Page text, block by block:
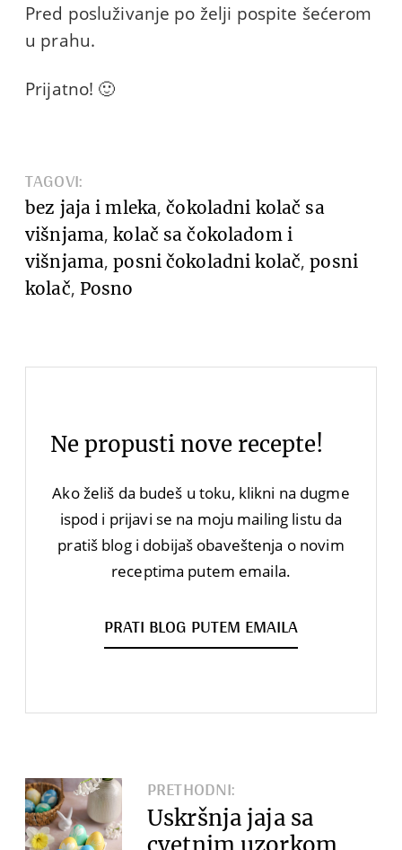
Pred posluživanje po želji pospite šećerom
u prahu.
Prijatno! 🙂
TAGOVI:
bez jaja i mleka,čokoladni kolač sa
višnjama,kolač sa čokoladom i
višnjama,posni čokoladni kolač,posni
kolač, Posno
Ne propusti nove recepte!
Ako želiš da budeš u toku, klikni na dugme
ispod i prijavi se na moju mailing listu da
pratiš blog i dobijaš obaveštenja o novim
receptima putem emaila.
PRATI BLOG PUTEM EMAILA
PRETHODNI:
Uskršnja jaja sa